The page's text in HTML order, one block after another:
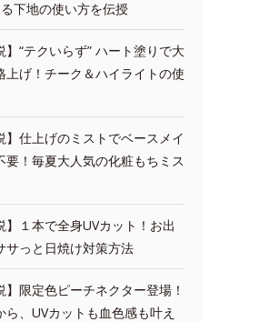
下地の使い方を伝授
】“テクいらず” ハート塗りで大
上げ！チーク＆ハイライトの使
】仕上げのミストでベースメイ
要！毎夏大人気の化粧もちミス
】１本で全身UVカット！お出
サっと日焼け対策方法
】限定色ピーチネクター登場！
ら、UVカットも血色感も叶え